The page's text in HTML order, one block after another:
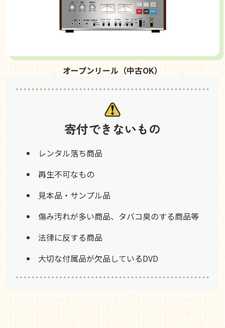
オープンリール（中古OK）
寄付できないもの
レンタル落ち商品
再生不可なもの
見本品・サンプル品
傷み汚れが多い商品、タバコ臭のする商品等
法律に反する商品
大切な付属品が欠品しているDVD